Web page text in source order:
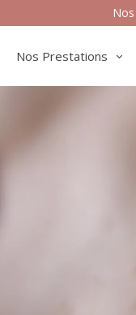
Nos Prestations